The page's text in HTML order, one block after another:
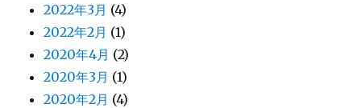
2022年3月 (4)
2022年2月 (1)
2020年4月 (2)
2020年3月 (1)
2020年2月 (4)